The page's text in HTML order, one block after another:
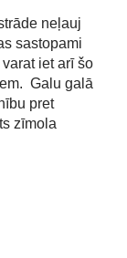
neļauj
sastopami
iet arī šo
Galu galā
pret
zīmola